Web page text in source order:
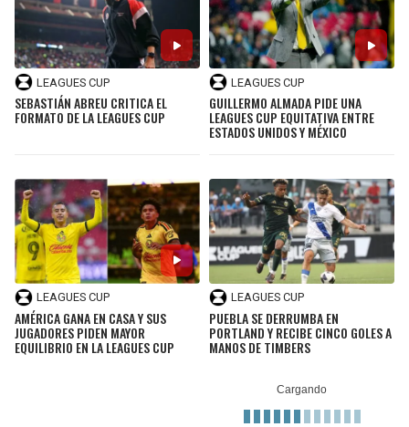
LEAGUES CUP
SEBASTIÁN ABREU CRITICA EL
FORMATO DE LA LEAGUES CUP
LEAGUES CUP
GUILLERMO ALMADA PIDE UNA
LEAGUES CUP EQUITATIVA ENTRE
ESTADOS UNIDOS Y MÉXICO
LEAGUES CUP
AMÉRICA GANA EN CASA Y SUS
JUGADORES PIDEN MAYOR
EQUILIBRIO EN LA LEAGUES CUP
LEAGUES CUP
PUEBLA SE DERRUMBA EN
PORTLAND Y RECIBE CINCO GOLES A
MANOS DE TIMBERS